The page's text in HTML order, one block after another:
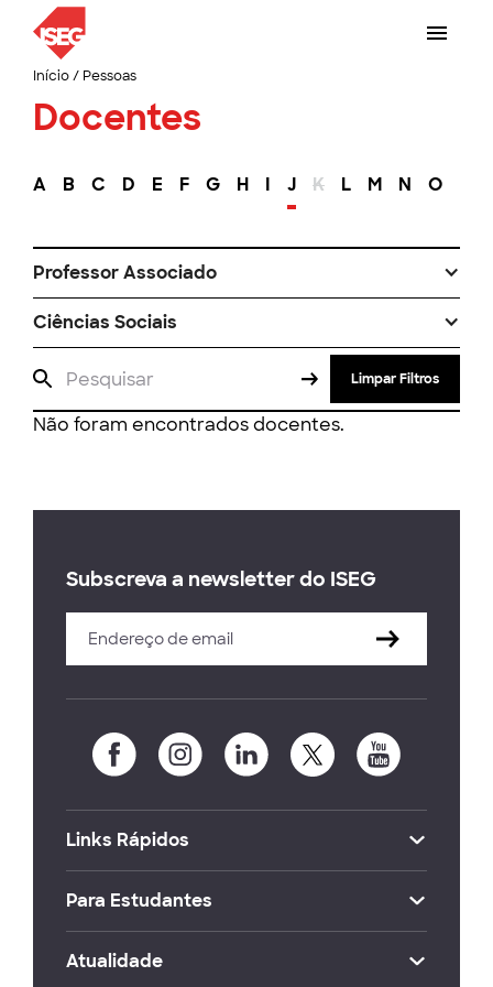
Início/ Pessoas
Docentes
A B C D E F G H I J K L M N O
Professor Associado
Ciências Sociais
Limpar Filtros
Não foram encontrados docentes.
Subscreva a newsletter do ISEG
Links Rápidos
Para Estudantes
Atualidade